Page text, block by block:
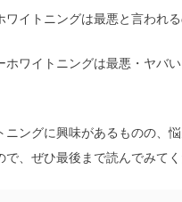
ワイトニングは最悪と言われる
ホワイトニングは最悪・ヤバ
ニングに興味があるものの、
で、ぜひ最後まで読んでみてく